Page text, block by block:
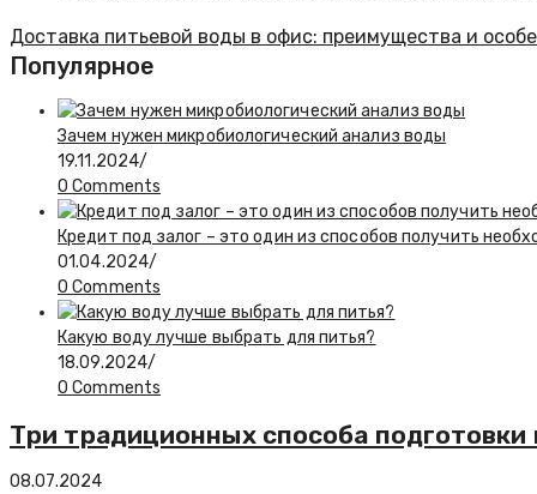
Доставка питьевой воды в офис: преимущества и
Популярное
Зачем нужен микробиологический анализ воды
19.11.2024/
0 Comments
Кредит под залог – это один из способов получить
01.04.2024/
0 Comments
Какую воду лучше выбрать для питья?
18.09.2024/
0 Comments
Три традиционных способа подготовки
08.07.2024